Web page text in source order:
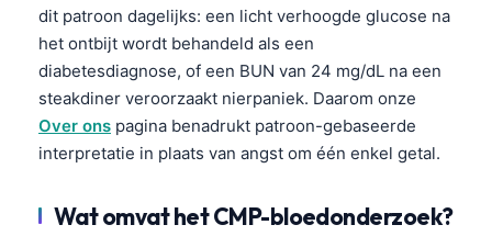
dit patroon dagelijks: een licht verhoogde glucose na
het ontbijt wordt behandeld als een
diabetesdiagnose, of een BUN van 24 mg/dL na een
steakdiner veroorzaakt nierpaniek. Daarom onze
Over ons pagina benadrukt patroon-gebaseerde
interpretatie in plaats van angst om één enkel getal.
Wat omvat het CMP-bloedonderzoek?